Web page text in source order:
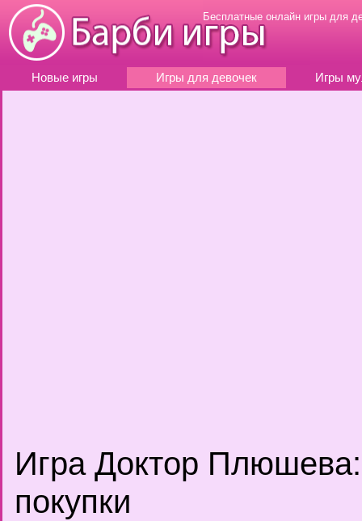
Бесплатные онлайн игры для
Новые игры Игры для девочек Игры
Игра Доктор
покупки